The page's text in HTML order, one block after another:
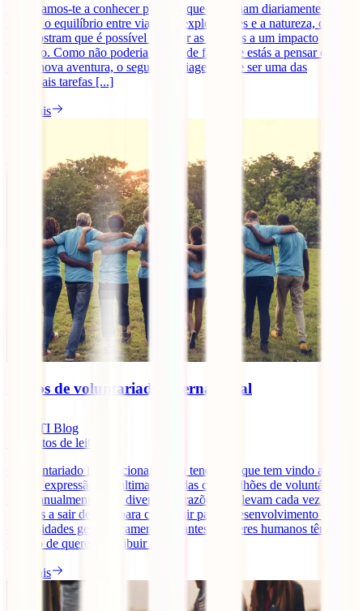
Hoje damos-te a conhecer projetos que trabalham diariamente para
manter o equilíbrio entre viajantes exploradores e a natureza, onde
nos mostram que é possível associar as viagens a um impacto
positivo. Como não poderia deixar de faltar, se estás a pensar entrar
numa nova aventura, o seguro de viagem deve ser uma das
principais tarefas [...]
Ler mais
5 tipos de voluntariado internacional
IATI Blog
minutos de leitura
O voluntariado internacional é uma tendência que tem vindo a
ganhar expressão nas últimas décadas com milhões de voluntários a
viajar anualmente. São diversas as razões que levam cada vez mais
pessoas a sair de casa para contribuir para o desenvolvimento de
comunidades geograficamente distantes. Os seres humanos têm este
sentido de querer contribuir e [...]
Ler mais